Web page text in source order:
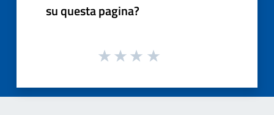
su questa pagina?